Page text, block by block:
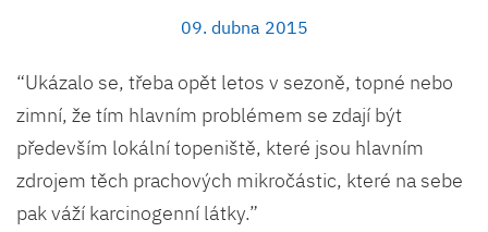
09. dubna 2015
“Ukázalo se, třeba opět letos v sezoně, topné nebo
zimní, že tím hlavním problémem se zdají být
především lokální topeniště, které jsou hlavním
zdrojem těch prachových mikročástic, které na sebe
pak váží karcinogenní látky.”